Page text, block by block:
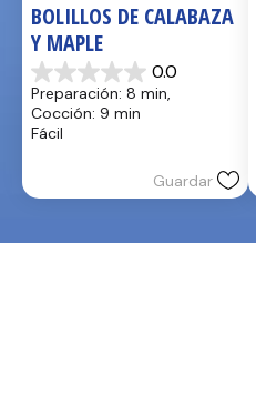
BOLILLOS DE CALABAZA
Y MAPLE
0.0
0.0
de
5
estrellas.
Preparación: 8 min,
Cocción: 9 min
Fácil
Guardar